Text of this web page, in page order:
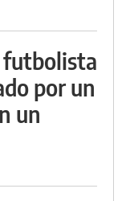
futbolista
por un
un